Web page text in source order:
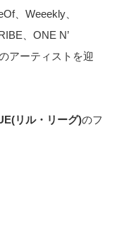
、Weeekly、
、ONE N’
アーティストを迎
リル・リーグ)のフ